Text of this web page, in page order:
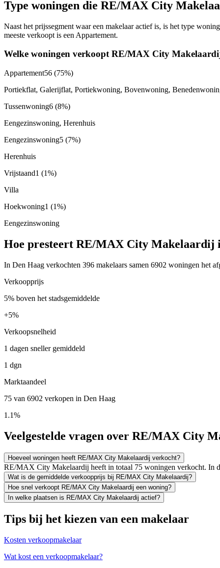
Type woningen die RE/MAX City
Naast het prijssegment waar een makelaar actief is, is het type
meeste verkoopt is een Appartement.
Welke woningen verkoopt RE/MAX City
Appartement56 (75%)
Portiekflat, Galerijflat, Portiekwoning, Bovenwoning,
Tussenwoning6 (8%)
Eengezinswoning, Herenhuis
Eengezinswoning5 (7%)
Herenhuis
Vrijstaand1 (1%)
Villa
Hoekwoning1 (1%)
Eengezinswoning
Hoe presteert RE/MAX City Makelaardij
In Den Haag verkochten 396 makelaars samen 6902 woningen het
Verkoopprijs
5% boven het stadsgemiddelde
+5%
Verkoopsnelheid
1 dagen sneller gemiddeld
1 dgn
Marktaandeel
75 van 6902 verkopen in Den Haag
1.1%
Veelgestelde vragen over RE/MAX City
Hoeveel woningen heeft RE/MAX City Makelaardij verkocht?
RE/MAX City Makelaardij heeft in totaal 75 woningen verkocht. In
Wat is de gemiddelde verkoopprijs bij RE/MAX City Makelaardij?
Hoe snel verkoopt RE/MAX City Makelaardij een woning?
In welke plaatsen is RE/MAX City Makelaardij actief?
Tips bij het kiezen van een makelaar
Kosten verkoopmakelaar
Wat kost een verkoopmakelaar?